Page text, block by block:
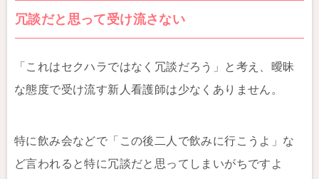
冗談だと思って受け流さない
「これはセクハラではなく冗談だろう」と考え、曖昧
な態度で受け流す新人看護師は少なくありません。
特に飲み会などで「この後二人で飲みに行こうよ」な
ど言われると特に冗談だと思ってしまいがちですよ